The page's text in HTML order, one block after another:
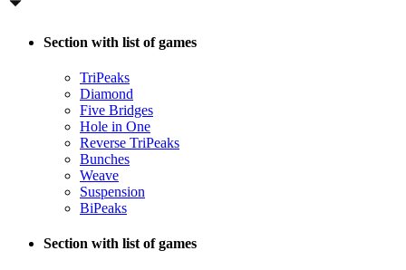
Section with list of games
TriPeaks
Diamond
Five Bridges
Hole in One
Reverse TriPeaks
Bunches
Weave
Suspension
BiPeaks
Section with list of games